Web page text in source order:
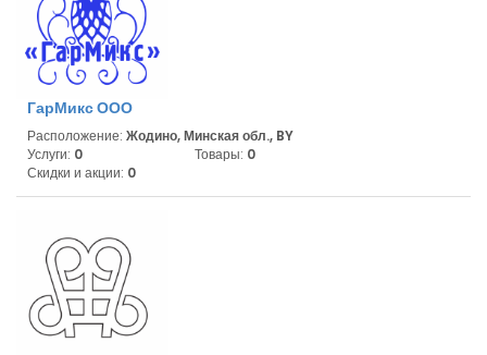
ГарМикс ООО
Расположение: Жодино, Минская обл., BY
Услуги: 0 Товары: 0
Скидки и акции: 0